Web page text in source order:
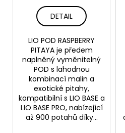
DETAIL
LIO POD RASPBERRY
PITAYA je předem
naplněný vyměnitelný
POD s lahodnou
kombinací malin a
exotické pitahy,
kompatibilní s LIO BASE a
LIO BASE PRO, nabízející
až 900 potahů díky...